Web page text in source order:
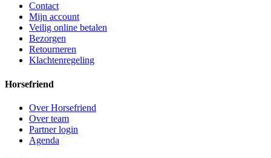
Contact
Mijn account
Veilig online betalen
Bezorgen
Retourneren
Klachtenregeling
Horsefriend
Over Horsefriend
Over team
Partner login
Agenda